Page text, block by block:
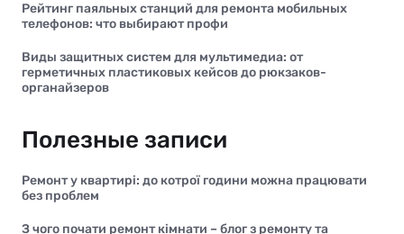
Рейтинг паяльных станций для ремонта мобильных
телефонов: что выбирают профи
Виды защитных систем для мультимедиа: от
герметичных пластиковых кейсов до рюкзаков-
органайзеров
Полезные записи
Ремонт у квартирі: до котрої години можна працювати
без проблем
З чого почати ремонт кімнати – блог з ремонту та